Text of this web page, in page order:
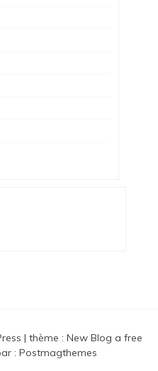
| thème : New Blog a free
: Postmagthemes